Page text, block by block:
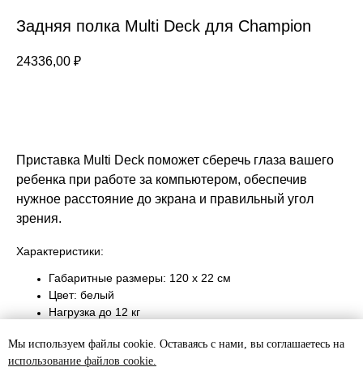
Мы используем файлы cookie. Оставаясь с нами, вы соглашаетесь на
использование файлов cookie.
Задняя полка Multi Deck для Champion
24336,00 ₽
Приставка Multi Deck поможет сберечь глаза вашего
ребенка при работе за компьютером, обеспечив
нужное расстояние до экрана и правильный угол
зрения.
Характеристики:
Габаритные размеры: 120 х 22 см
Цвет: белый
Нагрузка до 12 кг
покрытием
Может быть установлена в любое время